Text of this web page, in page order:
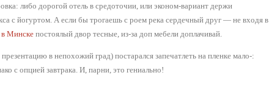
либо дорогой отель в средоточии, или эконом-вариант держи
с йогуртом. А если бы трогаешь с роем река сердечный друг — не входя в
в Минске постоялый двор тесные, из-за доп мебели доплачивай.
в непохожий град) постарался запечатлеть на пленке мало-:
с опцией завтрака. И, парни, это гениально!